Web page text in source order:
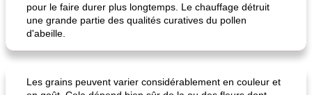
pour le faire durer plus longtemps. Le chauffage détruit
une grande partie des qualités curatives du pollen
d'abeille.
Les grains peuvent varier considérablement en couleur et